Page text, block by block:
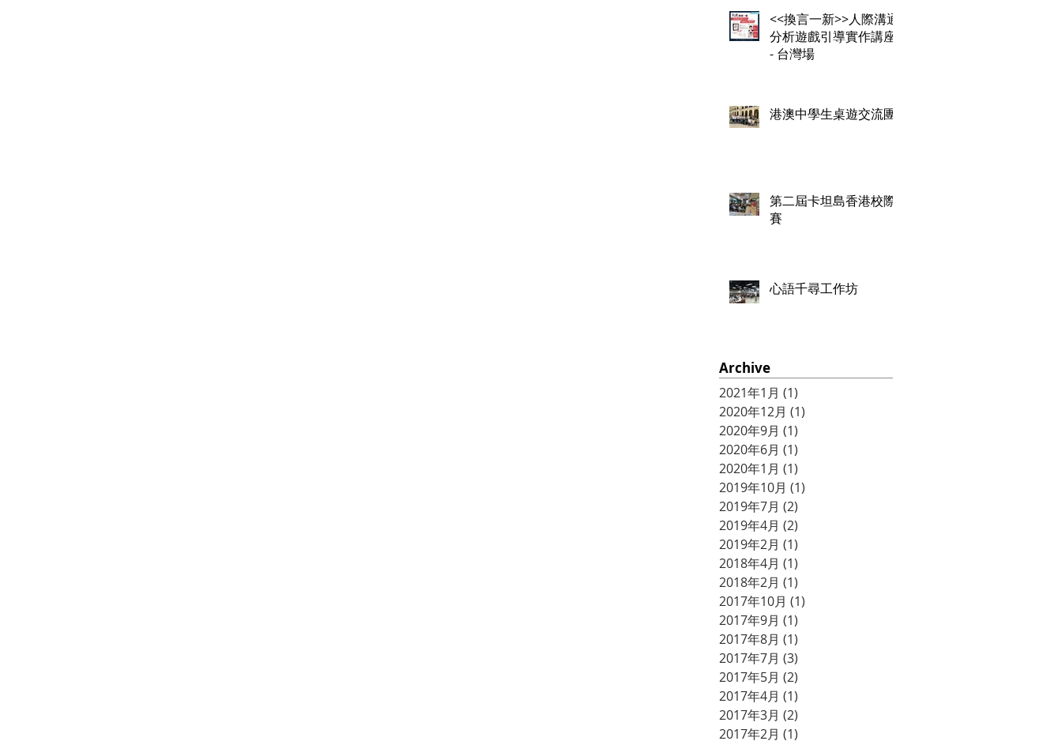
<<換言一新>>人際溝通
分析遊戲引導實作講座
- 台灣場
港澳中學生桌遊交流團
第二屆卡坦島香港校際
賽
心語千尋工作坊
Archive
2021年1月 (1)
2020年12月 (1)
2020年9月 (1)
2020年6月 (1)
2020年1月 (1)
2019年10月 (1)
2019年7月 (2)
2019年4月 (2)
2019年2月 (1)
2018年4月 (1)
2018年2月 (1)
2017年10月 (1)
2017年9月 (1)
2017年8月 (1)
2017年7月 (3)
2017年5月 (2)
2017年4月 (1)
2017年3月 (2)
2017年2月 (1)